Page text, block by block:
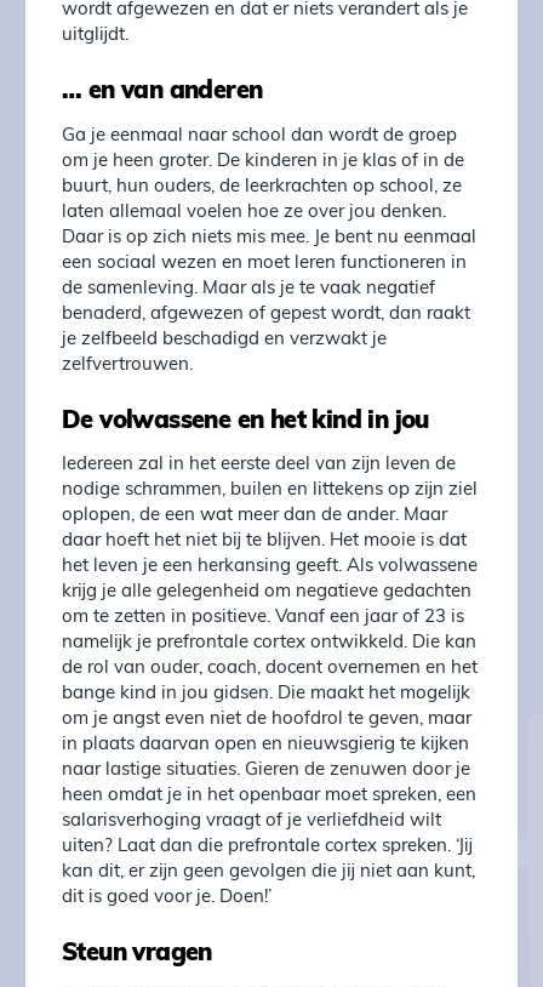
wordt afgewezen en dat er niets verandert als je
uitglijdt.
… en van anderen
Ga je eenmaal naar school dan wordt de groep
om je heen groter. De kinderen in je klas of in de
buurt, hun ouders, de leerkrachten op school, ze
laten allemaal voelen hoe ze over jou denken.
Daar is op zich niets mis mee. Je bent nu eenmaal
een sociaal wezen en moet leren functioneren in
de samenleving. Maar als je te vaak negatief
benaderd, afgewezen of gepest wordt, dan raakt
je zelfbeeld beschadigd en verzwakt je
zelfvertrouwen.
De volwassene en het kind in jou
Iedereen zal in het eerste deel van zijn leven de
nodige schrammen, builen en littekens op zijn ziel
oplopen, de een wat meer dan de ander. Maar
daar hoeft het niet bij te blijven. Het mooie is dat
het leven je een herkansing geeft. Als volwassene
krijg je alle gelegenheid om negatieve gedachten
om te zetten in positieve. Vanaf een jaar of 23 is
namelijk je prefrontale cortex ontwikkeld. Die kan
de rol van ouder, coach, docent overnemen en het
bange kind in jou gidsen. Die maakt het mogelijk
om je angst even niet de hoofdrol te geven, maar
in plaats daarvan open en nieuwsgierig te kijken
naar lastige situaties. Gieren de zenuwen door je
heen omdat je in het openbaar moet spreken, een
salarisverhoging vraagt of je verliefdheid wilt
uiten? Laat dan die prefrontale cortex spreken. ‘Jij
kan dit, er zijn geen gevolgen die jij niet aan kunt,
dit is goed voor je. Doen!’
Steun vragen